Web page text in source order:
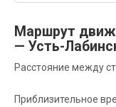
Маршрут
— Усть-
Расстояние между
Приблизительное